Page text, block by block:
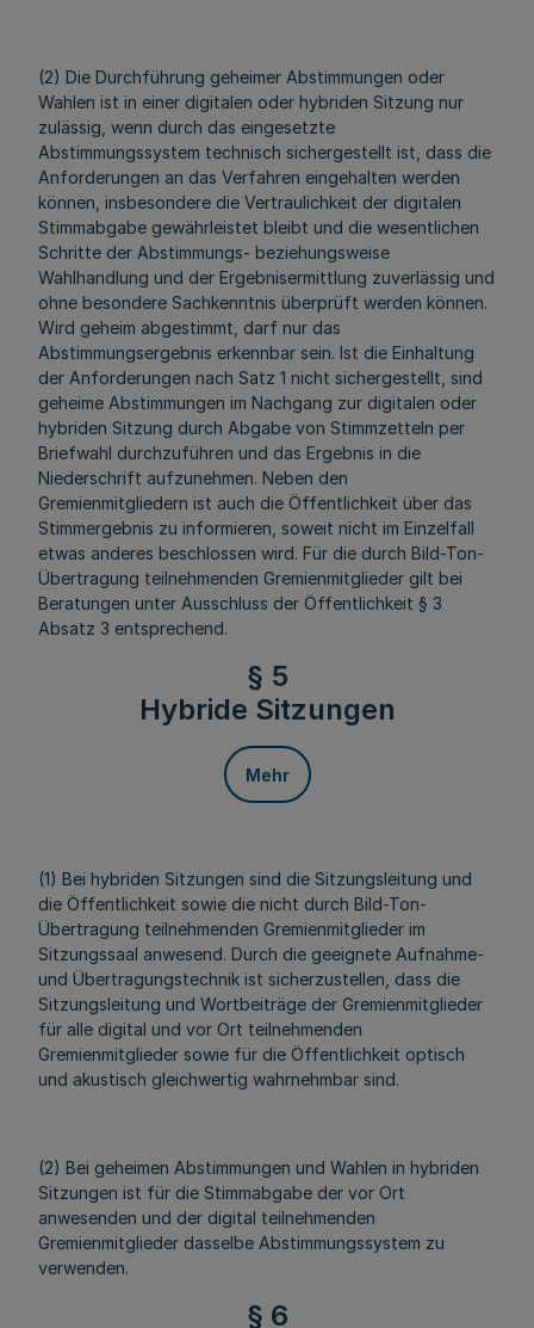
(2) Die Durchführung geheimer Abstimmungen oder
Wahlen ist in einer digitalen oder hybriden Sitzung nur
zulässig, wenn durch das eingesetzte
Abstimmungssystem technisch sichergestellt ist, dass die
Anforderungen an das Verfahren eingehalten werden
können, insbesondere die Vertraulichkeit der digitalen
Stimmabgabe gewährleistet bleibt und die wesentlichen
Schritte der Abstimmungs- beziehungsweise
Wahlhandlung und der Ergebnisermittlung zuverlässig und
ohne besondere Sachkenntnis überprüft werden können.
Wird geheim abgestimmt, darf nur das
Abstimmungsergebnis erkennbar sein. Ist die Einhaltung
der Anforderungen nach Satz 1 nicht sichergestellt, sind
geheime Abstimmungen im Nachgang zur digitalen oder
hybriden Sitzung durch Abgabe von Stimmzetteln per
Briefwahl durchzuführen und das Ergebnis in die
Niederschrift aufzunehmen. Neben den
Gremienmitgliedern ist auch die Öffentlichkeit über das
Stimmergebnis zu informieren, soweit nicht im Einzelfall
etwas anderes beschlossen wird. Für die durch Bild-Ton-
Übertragung teilnehmenden Gremienmitglieder gilt bei
Beratungen unter Ausschluss der Öffentlichkeit § 3
Absatz 3 entsprechend.
§ 5
Hybride Sitzungen
Mehr
(1) Bei hybriden Sitzungen sind die Sitzungsleitung und
die Öffentlichkeit sowie die nicht durch Bild-Ton-
Übertragung teilnehmenden Gremienmitglieder im
Sitzungssaal anwesend. Durch die geeignete Aufnahme-
und Übertragungstechnik ist sicherzustellen, dass die
Sitzungsleitung und Wortbeiträge der Gremienmitglieder
für alle digital und vor Ort teilnehmenden
Gremienmitglieder sowie für die Öffentlichkeit optisch
und akustisch gleichwertig wahrnehmbar sind.
(2) Bei geheimen Abstimmungen und Wahlen in hybriden
Sitzungen ist für die Stimmabgabe der vor Ort
anwesenden und der digital teilnehmenden
Gremienmitglieder dasselbe Abstimmungssystem zu
verwenden.
§ 6